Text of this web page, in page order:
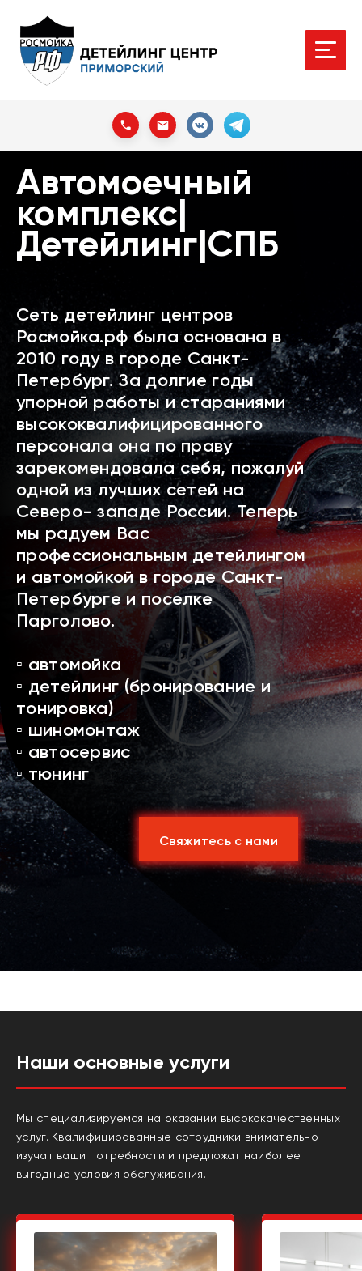
Автомоечный
комплекс|
Детейлинг|СПБ
Сеть детейлинг центров
Росмойка.рф была основана в
2010 году в городе Санкт-
Петербург. За долгие годы
упорной работы и стараниями
высококвалифицированного
персонала она по праву
зарекомендовала себя, пожалуй
одной из лучших сетей на
Северо- западе России. Теперь
мы радуем Вас
профессиональным детейлингом
и автомойкой в городе Санкт-
Петербурге и поселке
Парголово.
▫️ автомойка
▫️ детейлинг (бронирование и
тонировка)
▫️ шиномонтаж
▫️ автосервис
▫️ тюнинг
Свяжитесь с нами
Наши основные услуги
Мы специализируемся на оказании высококачественных
услуг. Квалифицированные сотрудники внимательно
изучат ваши потребности и предложат наиболее
выгодные условия обслуживания.